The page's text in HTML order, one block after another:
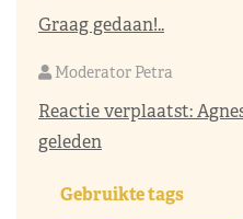
Graag gedaan!..
Moderator Petra
Reactie verplaatst:
geleden
Gebruikte tags